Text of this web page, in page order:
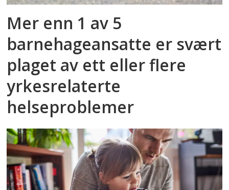
Mer enn 1 av 5
barnehageansatte er svært
plaget av ett eller flere
yrkesrelaterte
helseproblemer